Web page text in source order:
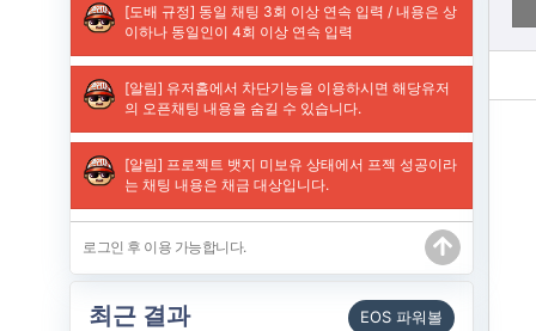
최근 결과 EOS 파워볼